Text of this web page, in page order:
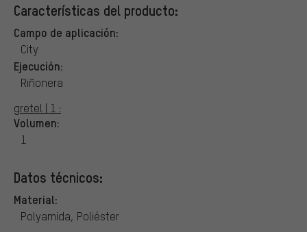
Características del producto:
Campo de aplicación:
City
Ejecución:
Riñonera
gretel | 1 :
Volumen:
1
Datos técnicos:
Material:
Polyamida, Poliéster